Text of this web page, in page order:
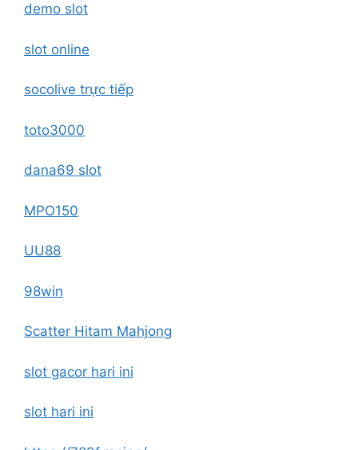
demo slot
slot online
socolive trực tiếp
toto3000
dana69 slot
MPO150
UU88
98win
Scatter Hitam Mahjong
slot gacor hari ini
slot hari ini